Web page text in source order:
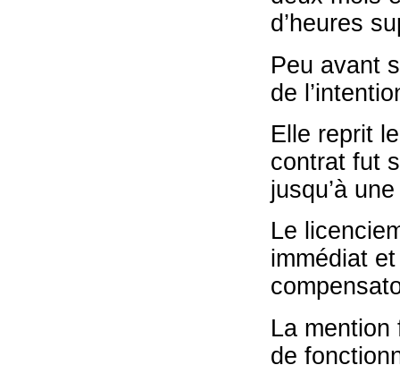
d’heures
Peu avant
de
Elle reprit
contrat fut
jusqu’à
Le
immédiat
La
de